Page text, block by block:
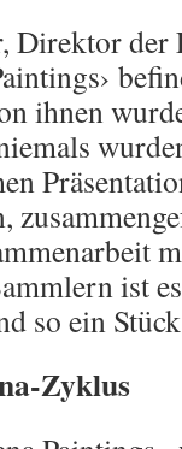
Direktor der
ihnen
ist
so ein
Zyklus